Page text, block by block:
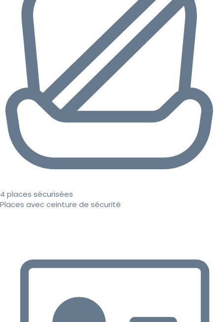
4 places sécurisées
Places avec ceinture de sécurité